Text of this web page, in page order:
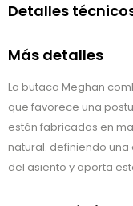
Detalles
Más detalles
La butaca Meghan
que favorece una
están fabricados en
natural. definiendo
del asiento y aporta